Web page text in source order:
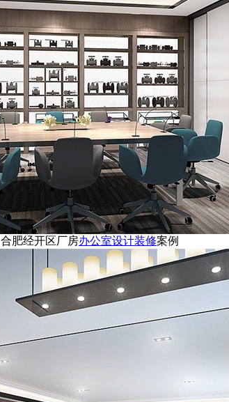
合肥经开区厂房办公室设计装修案例